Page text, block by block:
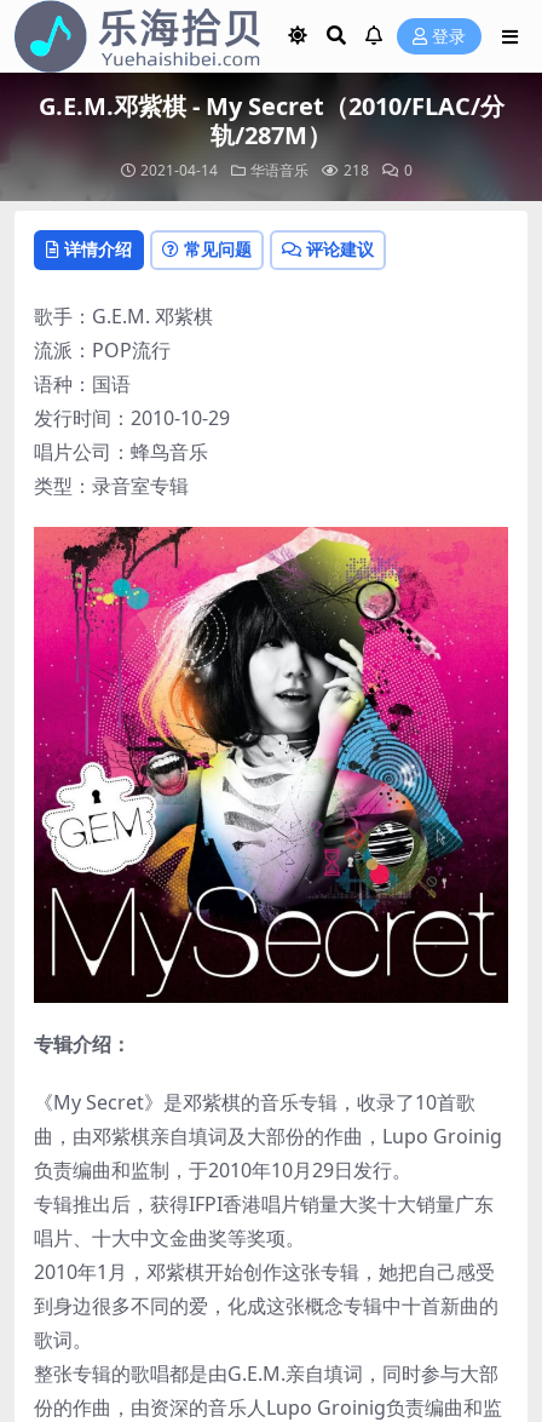
登录
G.E.M.邓紫棋 - My Secret（2010/FLAC/分
轨/287M）
2021-04-14 华语音乐 218 0
详情介绍 常见问题 评论建议
歌手：G.E.M. 邓紫棋
流派：POP流行
语种：国语
发行时间：2010-10-29
唱片公司：蜂鸟音乐
类型：录音室专辑
专辑介绍：
《My Secret》是邓紫棋的音乐专辑，收录了10首歌
曲，由邓紫棋亲自填词及大部份的作曲，Lupo Groinig
负责编曲和监制，于2010年10月29日发行。
专辑推出后，获得IFPI香港唱片销量大奖十大销量广东
唱片、十大中文金曲奖等奖项。
2010年1月，邓紫棋开始创作这张专辑，她把自己感受
到身边很多不同的爱，化成这张概念专辑中十首新曲的
歌词。
整张专辑的歌唱都是由G.E.M.亲自填词，同时参与大部
份的作曲，由资深的音乐人Lupo Groinig负责编曲和监